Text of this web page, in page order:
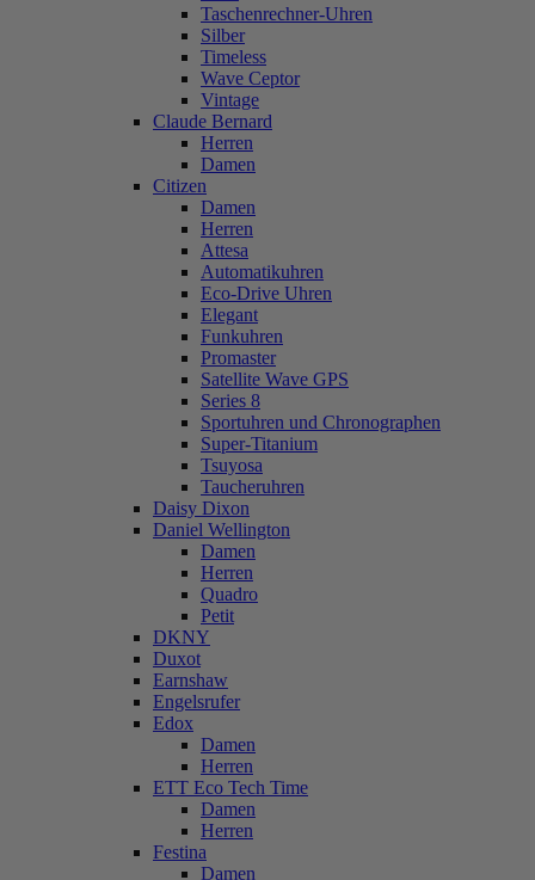
Taschenrechner-Uhren
Silber
Timeless
Wave Ceptor
Vintage
Claude Bernard
Herren
Damen
Citizen
Damen
Herren
Attesa
Automatikuhren
Eco-Drive Uhren
Elegant
Funkuhren
Promaster
Satellite Wave GPS
Series 8
Sportuhren und Chronographen
Super-Titanium
Tsuyosa
Taucheruhren
Daisy Dixon
Daniel Wellington
Damen
Herren
Quadro
Petit
DKNY
Duxot
Earnshaw
Engelsrufer
Edox
Damen
Herren
ETT Eco Tech Time
Damen
Herren
Festina
Damen